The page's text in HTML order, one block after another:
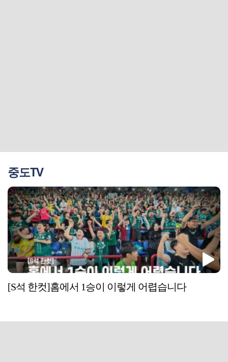
중도TV
[S석 한컷]홈에서 1승이 이렇게 어렵습니다